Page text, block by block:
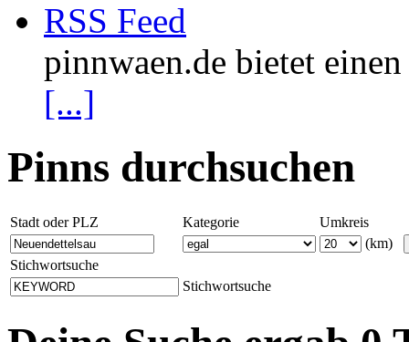
RSS Feed
pinnwaen.de bietet
[...]
Pinns durchsuchen
Stadt oder PLZ Kategorie
Umkreis
(km)
Stichwortsuche
Stichwortsuche